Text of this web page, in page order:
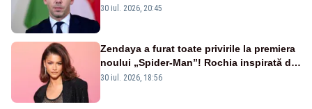
oprirea centralei de la Paks
30 iul. 2026, 20:45
Zendaya a furat toate privirile la premiera
noului „Spider-Man”! Rochia inspirată de
pânza de păianjen a făcut senzație
30 iul. 2026, 18:56